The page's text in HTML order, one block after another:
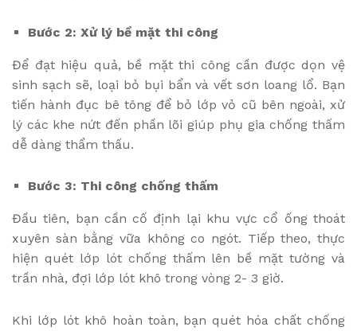
Bước 2: Xử lý bề mặt thi công
Để đạt hiệu quả, bề mặt thi công cần được dọn vệ
sinh sạch sẽ, loại bỏ bụi bẩn và vết sơn loang lổ. Bạn
tiến hành đục bê tông để bỏ lớp vỏ cũ bên ngoài, xử
lý các khe nứt đến phần lõi giúp phụ gia chống thấm
dễ dàng thẩm thấu.
Bước 3: Thi công chống thấm
Đầu tiên, bạn cần cố định lại khu vực cổ ống thoát
xuyên sàn bằng vữa không co ngót. Tiếp theo, thực
hiện quét lớp lót chống thấm lên bề mặt tường và
trần nhà, đợi lớp lót khô trong vòng 2- 3 giờ.
Khi lớp lót khô hoàn toàn, bạn quét hóa chất chống